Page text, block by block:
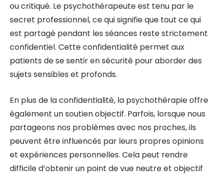
ou critiqué. Le psychothérapeute est tenu par le
secret professionnel, ce qui signifie que tout ce qui
est partagé pendant les séances reste strictement
confidentiel. Cette confidentialité permet aux
patients de se sentir en sécurité pour aborder des
sujets sensibles et profonds.
En plus de la confidentialité, la psychothérapie offre
également un soutien objectif. Parfois, lorsque nous
partageons nos problèmes avec nos proches, ils
peuvent être influencés par leurs propres opinions
et expériences personnelles. Cela peut rendre
difficile d’obtenir un point de vue neutre et objectif